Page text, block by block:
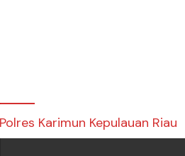
Polres Karimun Kepulauan Riau